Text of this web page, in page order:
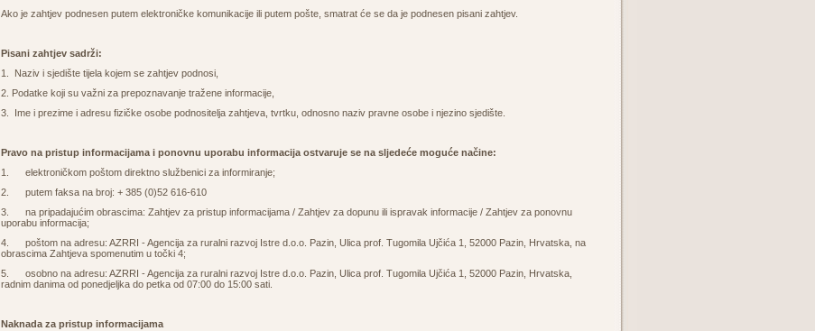
Ako je zahtjev podnesen putem elektroničke komunikacije ili putem pošte, smatrat će se da je podnesen pisani zahtjev.
Pisani zahtjev sadrži:
1. Naziv i sjedište tijela kojem se zahtjev podnosi,
2. Podatke koji su važni za prepoznavanje tražene informacije,
3. Ime i prezime i adresu fizičke osobe podnositelja zahtjeva, tvrtku, odnosno naziv pravne osobe i njezino sjedište.
Pravo na pristup informacijama i ponovnu uporabu informacija ostvaruje se na sljedeće moguće načine:
1. elektroničkom poštom direktno službenici za informiranje;
2. putem faksa na broj: + 385 (0)52 616-610
3. na pripadajućim obrascima: Zahtjev za pristup informacijama / Zahtjev za dopunu ili ispravak informacije / Zahtjev za ponovnu
uporabu informacija;
4. poštom na adresu: AZRRI - Agencija za ruralni razvoj Istre d.o.o. Pazin, Ulica prof. Tugomila Ujčića 1, 52000 Pazin, Hrvatska, na
obrascima Zahtjeva spomenutim u točki 4;
5. osobno na adresu: AZRRI - Agencija za ruralni razvoj Istre d.o.o. Pazin, Ulica prof. Tugomila Ujčića 1, 52000 Pazin, Hrvatska,
radnim danima od ponedjeljka do petka od 07:00 do 15:00 sati.
Naknada za pristup informacijama